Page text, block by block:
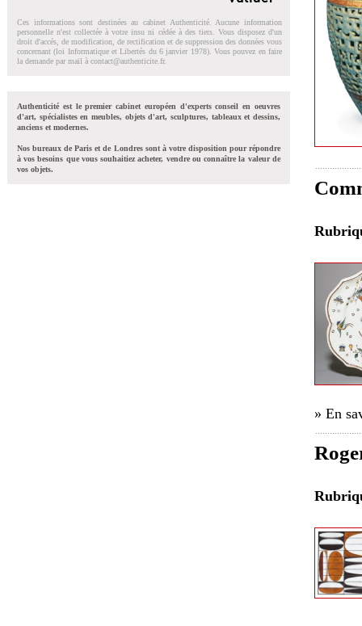
Ces informations sont destinées au cabinet Authenticité. Aucune information
personnelle n'est collectée à votre insu ni cédée à des tiers. Vous disposez d'un
droit d'accés, de modification, de rectification et de suppression des données vous
concernant (loi Informatique et Libertés du 6 janvier 1978). Vous pouvez en faire
la demande par mail à contact@authenticite.fr.
Authenticité est le premier cabinet européen d'experts conseil en oeuvres
d'art, spécialistes en meubles, objets d'art, sculptures, tableaux et dessins,
anciens et modernes.
Nos bureaux de Paris et de Londres sont à votre disposition pour répondre
à vos besoins que vous souhaitiez acheter, vendre ou connaître la valeur de
vos objets.
» En